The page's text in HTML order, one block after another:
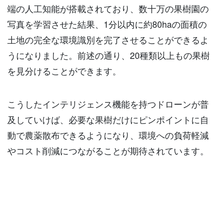
端の人工知能が搭載されており、数十万の果樹園の
写真を学習させた結果、1分以内に約80haの面積の
土地の完全な環境識別を完了させることができるよ
うになりました。前述の通り、20種類以上もの果樹
を見分けることができます。
こうしたインテリジェンス機能を持つドローンが普
及していけば、必要な果樹だけにピンポイントに自
動で農薬散布できるようになり、環境への負荷軽減
やコスト削減につながることが期待されています。